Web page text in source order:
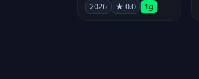
2026 ★ 0.0 1g